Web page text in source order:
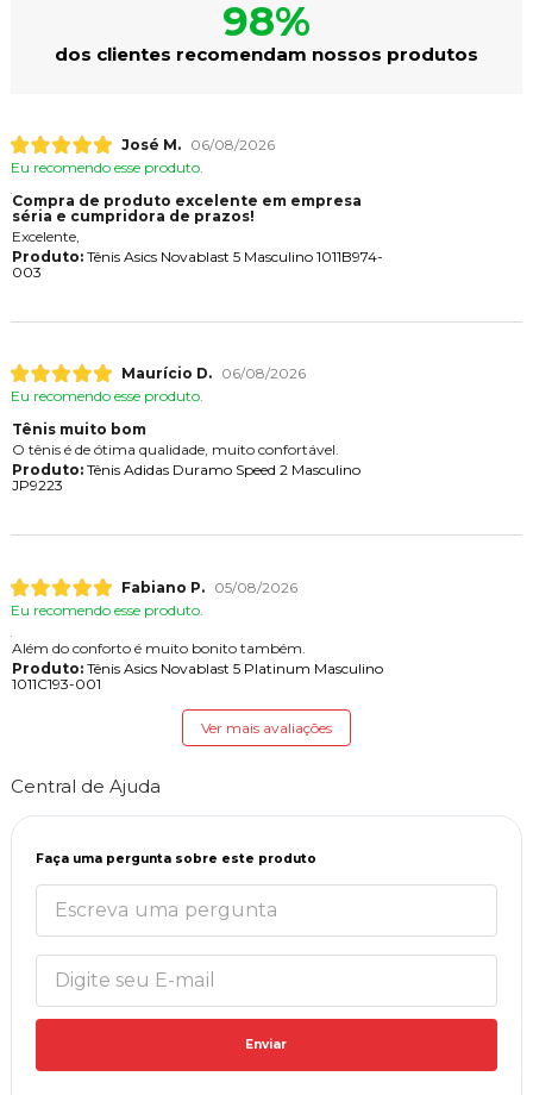
98%
dos clientes recomendam nossos produtos
José M.
06/08/2026
Eu recomendo esse produto.
Compra de produto excelente em empresa
séria e cumpridora de prazos!
Excelente,
Produto:Tênis Asics Novablast 5 Masculino 1011B974-
003
Maurício D.
06/08/2026
Eu recomendo esse produto.
Tênis muito bom
O tênis é de ótima qualidade, muito confortável.
Produto:Tênis Adidas Duramo Speed 2 Masculino
JP9223
Fabiano P.
05/08/2026
Eu recomendo esse produto.
Além do conforto é muito bonito também.
Produto:Tênis Asics Novablast 5 Platinum Masculino
1011C193-001
Ver mais avaliações
Central de Ajuda
Faça uma pergunta sobre este produto
Enviar